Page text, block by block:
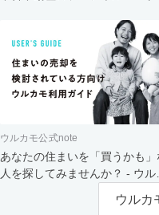
ウルカモ公式note
あなたの住まいを「買うかも」
人を探してみませんか？ - ウル
ウルカ